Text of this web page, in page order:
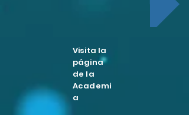
Visita la
página
de la
Academi
a